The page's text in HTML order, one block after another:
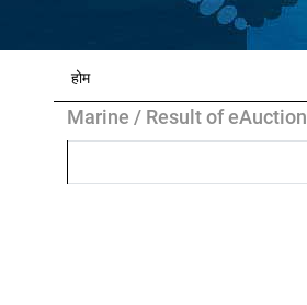
होम
Marine / Result of eAuction